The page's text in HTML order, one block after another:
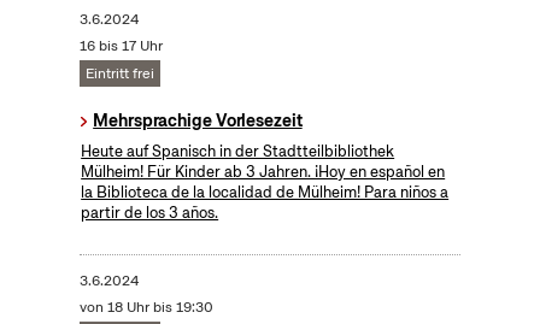
3.6.2024
16 bis 17 Uhr
Eintritt frei
Mehrsprachige Vorlesezeit
Heute auf Spanisch in der Stadtteilbibliothek
Mülheim! Für Kinder ab 3 Jahren. ¡Hoy en español en
la Biblioteca de la localidad de Mülheim! Para niños a
partir de los 3 años.
3.6.2024
von 18 Uhr bis 19:30